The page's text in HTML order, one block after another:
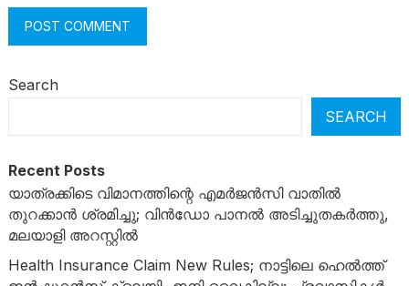
Search
SEARCH
Recent Posts
യാത്രക്കിടെ വിമാനത്തിന്റെ എമർജൻസി വാതിൽ
തുറക്കാൻ ശ്രമിച്ചു; വിൻഡോ പാനൽ അടിച്ചുതകർത്തു,
മലയാളി അറസ്റ്റിൽ
Health Insurance Claim New Rules; നാട്ടിലെ ഹെൽത്ത്